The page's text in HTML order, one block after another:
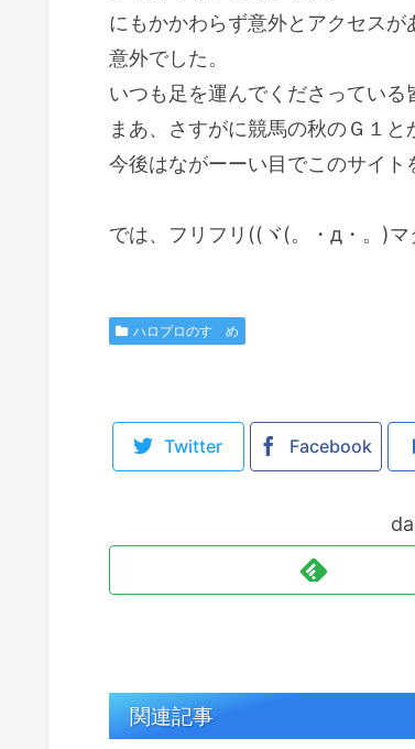
にもかかわらず意外とアクセスが
意外でした。
いつも足を運んでくださっている
まあ、さすがに競馬の秋のＧ１と
今後はながーーい目でこのサイト
では、フリフリ((ヾ(。・д・。)マ
ハロプロのすゝめ
Twitter Facebook
関連記事